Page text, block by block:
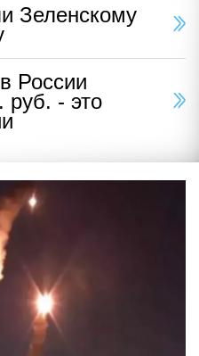
Зеленскому
России
руб. - это